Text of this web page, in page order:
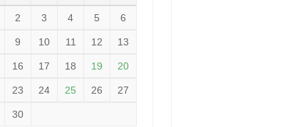
2 3 4 5 6
9 10 11 12 13
16 17 18 19 20
23 24 25 26 27
30